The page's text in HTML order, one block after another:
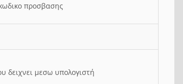
προσβασης
δειχνει μεσω υπολογιστή